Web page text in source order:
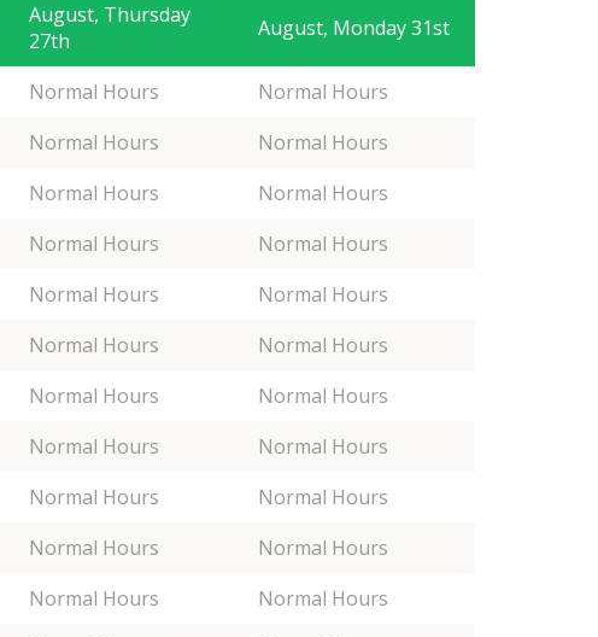
August, Thursday
27th
August, Monday 31st
Normal Hours
Normal Hours
Normal Hours
Normal Hours
Normal Hours
Normal Hours
Normal Hours
Normal Hours
Normal Hours
Normal Hours
Normal Hours
Normal Hours
Normal Hours
Normal Hours
Normal Hours
Normal Hours
Normal Hours
Normal Hours
Normal Hours
Normal Hours
Normal Hours
Normal Hours